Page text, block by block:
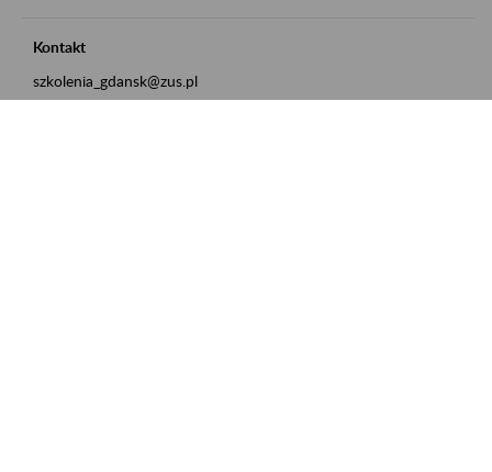
Kontakt
szkolenia_gdansk@zus.pl